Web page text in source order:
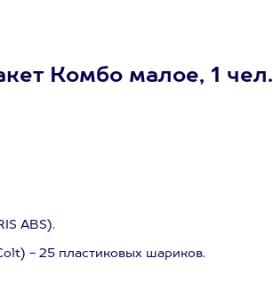
Комбо малое, 1 чел.
ABS).
- 25 пластиковых шариков.